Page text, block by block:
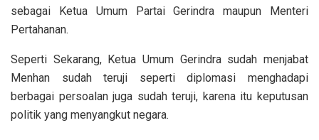
sebagai Ketua Umum Partai Gerindra maupun Menteri
Pertahanan.
Seperti Sekarang, Ketua Umum Gerindra sudah menjabat
Menhan sudah teruji seperti diplomasi menghadapi
berbagai persoalan juga sudah teruji, karena itu keputusan
politik yang menyangkut negara.